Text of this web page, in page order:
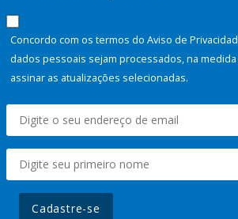
Concordo com os termos do Aviso de
dados pessoais sejam processados, na
assinar as atualizações selecionadas.
Cadastre-se